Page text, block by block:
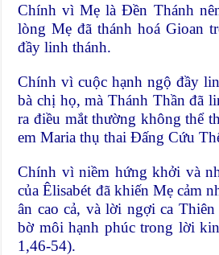
Chính vì Mẹ là Ðền Thánh
lòng Mẹ đã thánh hoá Gioan
đầy linh thánh.
Chính vì cuộc hạnh ngộ đầy
bà chị họ, mà Thánh Thần đã
ra điều mắt thường không thể
em Maria thụ thai Ðấng Cứu
Chính vì niềm hứng khởi và
của Êlisabét đã khiến Mẹ cảm
ân cao cả, và lời ngợi ca
bờ môi hạnh phúc trong lời
1,46-54).